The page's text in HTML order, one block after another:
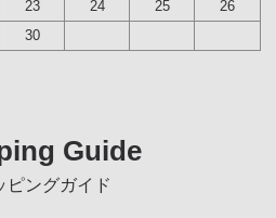
23 24 25
26
30
Guide
ピングガイド